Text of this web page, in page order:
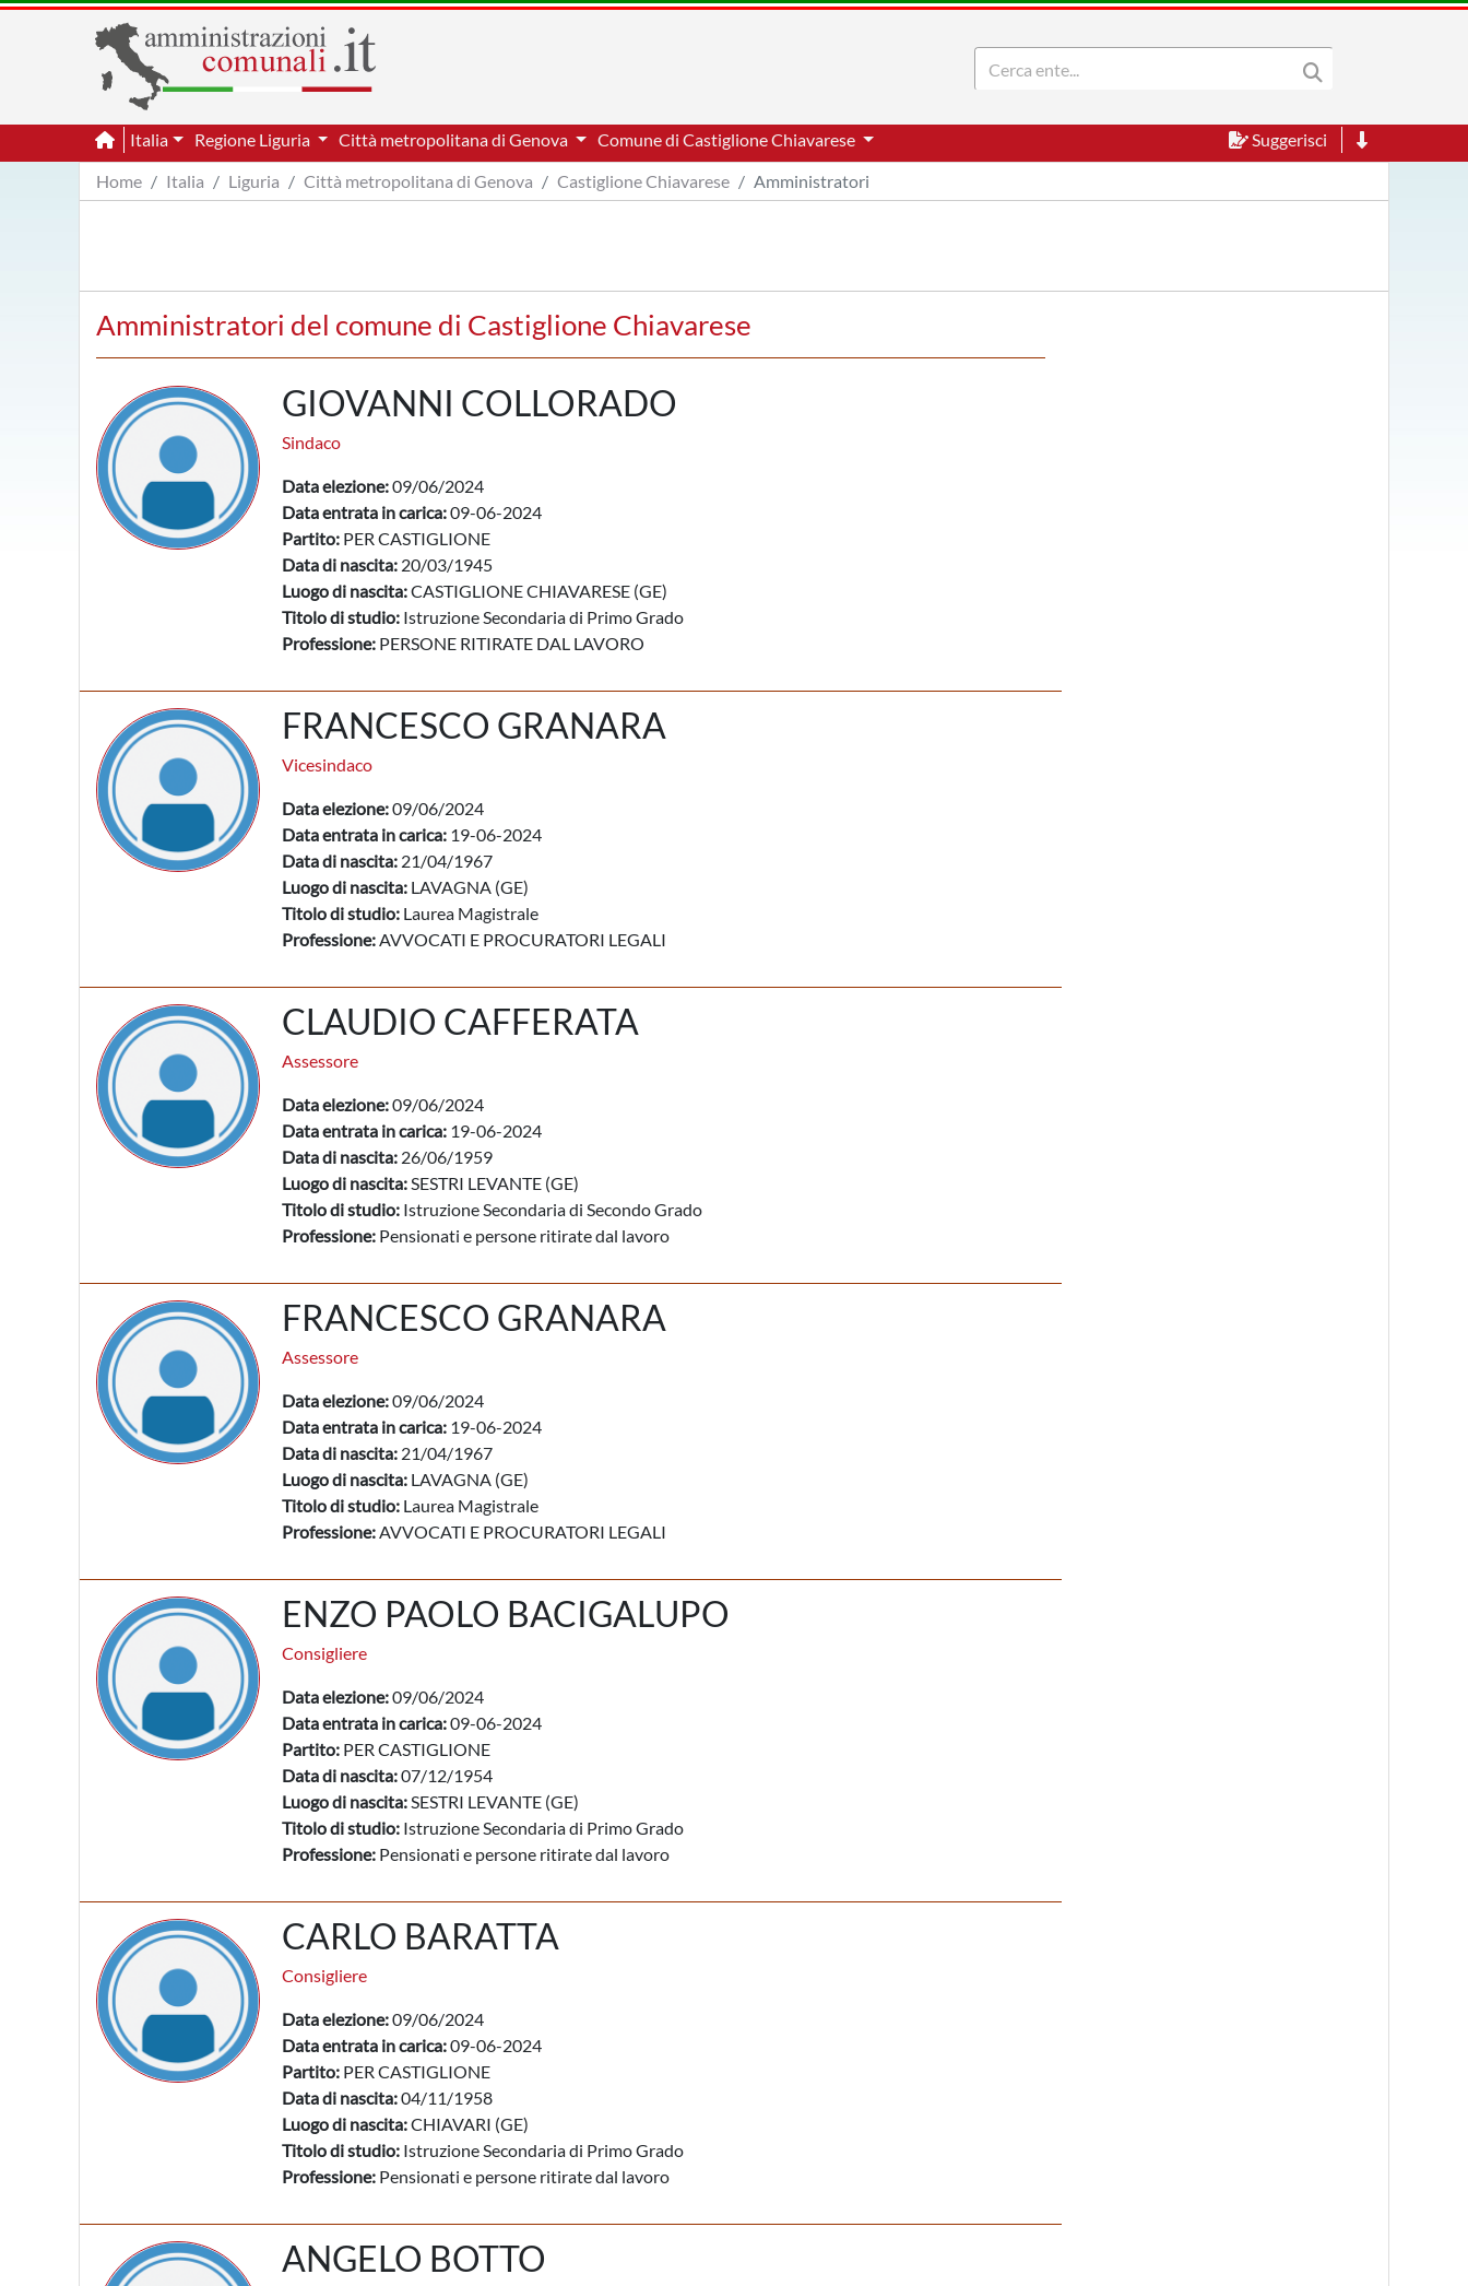
Italia Regione Liguria Città metropolitana di Genova Comune di Castiglione Chiavarese
Suggerisci
Home
Italia Liguria Città metropolitana di Genova Castiglione Chiavarese Amministratori
Amministratori del comune di Castiglione Chiavarese
GIOVANNI COLLORADO
Sindaco
Data elezione:09/06/2024
Data entrata in carica:09-06-2024
Partito: PER CASTIGLIONE
Data di nascita: 20/03/1945
Luogo di nascita:CASTIGLIONE CHIAVARESE (GE)
Titolo di studio: Istruzione Secondaria di Primo Grado
Professione: PERSONE RITIRATE DAL LAVORO
FRANCESCO GRANARA
Vicesindaco
Data elezione:09/06/2024
Data entrata in carica: 19-06-2024
Data di nascita: 21/04/1967
Luogo di nascita: LAVAGNA (GE)
Titolo di studio: Laurea Magistrale
Professione:AVVOCATI E PROCURATORI LEGALI
CLAUDIO CAFFERATA
Assessore
Data elezione:09/06/2024
Data entrata in carica: 19-06-2024
Data di nascita: 26/06/1959
Luogo di nascita:SESTRI LEVANTE (GE)
Titolo di studio: Istruzione Secondaria di Secondo Grado
Professione: Pensionati e persone ritirate dal lavoro
FRANCESCO GRANARA
Assessore
Data elezione:09/06/2024
Data entrata in carica: 19-06-2024
Data di nascita: 21/04/1967
Luogo di nascita: LAVAGNA (GE)
Titolo di studio: Laurea Magistrale
Professione:AVVOCATI E PROCURATORI LEGALI
ENZO PAOLO BACIGALUPO
Consigliere
Data elezione:09/06/2024
Data entrata in carica:09-06-2024
Partito: PER CASTIGLIONE
Data di nascita:07/12/1954
Luogo di nascita:SESTRI LEVANTE (GE)
Titolo di studio: Istruzione Secondaria di Primo Grado
Professione: Pensionati e persone ritirate dal lavoro
CARLO BARATTA
Consigliere
Data elezione:09/06/2024
Data entrata in carica:09-06-2024
Partito: PER CASTIGLIONE
Data di nascita:04/11/1958
Luogo di nascita:CHIAVARI (GE)
Titolo di studio: Istruzione Secondaria di Primo Grado
Professione: Pensionati e persone ritirate dal lavoro
ANGELO BOTTO